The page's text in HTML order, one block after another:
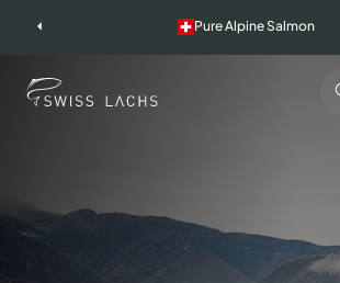
Pure Alpine Salmon